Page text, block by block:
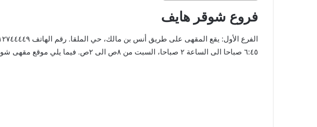
فروع شوقر هايف
٦:٤٥ صباحا الى الساعة ٢ صباحا، السبت من ٨ص الى ٢ص. فيما يلي موقع مقهى شوقر هايف على قوقل ماب: